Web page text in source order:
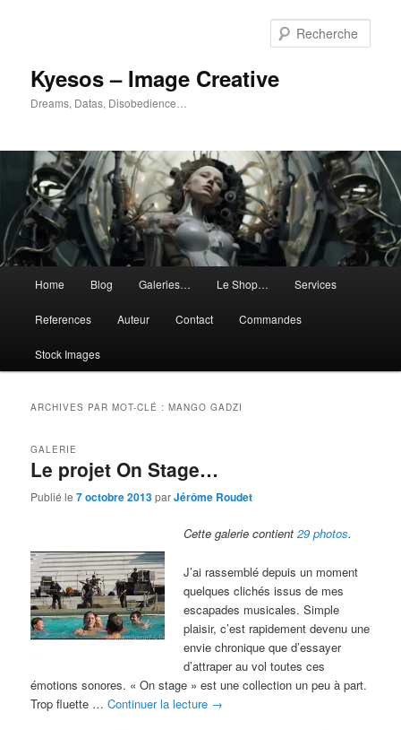
Kyesos – Image Creative
Dreams, Datas, Disobedience…
principal
Home Blog Galeries… Le Shop… Services
References Auteur Contact Commandes
Stock Images
ARCHIVES PAR MOT-CLÉ :MANGO GADZI
Le projet On Stage…
GALERIE
Publié le7 octobre 2013parJérôme Roudet
Cette galerie contient29 photos.
J’ai rassemblé depuis un moment
quelques clichés issus de mes
escapades musicales. Simple
plaisir, c’est rapidement devenu une
envie chronique que d’essayer
d’attraper au vol toutes ces
émotions sonores. « On stage » est une collection un peu à part.
Trop fluette …Continuer la lecture →